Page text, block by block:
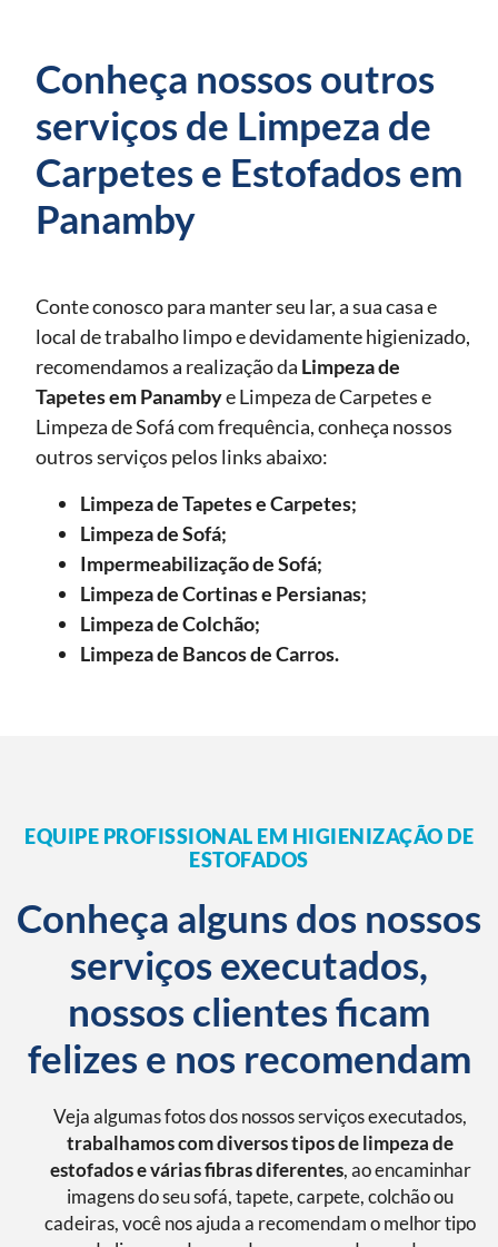
Conheça nossos outros
serviços de Limpeza de
Carpetes e Estofados em
Panamby
Conte conosco para manter seu lar, a sua casa e
local de trabalho limpo e devidamente higienizado,
recomendamos a realização da Limpeza de
Tapetesem Panambye Limpeza de Carpetes e
Limpeza de Sofá com frequência, conheça nossos
outros serviços pelos links abaixo:
Limpeza de Tapetes e Carpetes;
Limpeza de Sofá;
Impermeabilização de Sofá;
Limpeza de Cortinas e Persianas;
Limpeza de Colchão;
Limpeza de Bancos de Carros.
EQUIPE PROFISSIONAL EM HIGIENIZAÇÃO DE
ESTOFADOS
Conheça alguns dos nossos
serviços executados,
nossos clientes ficam
felizes e nos recomendam
Veja algumas fotos dos nossos serviços executados,
trabalhamos com diversos tipos de limpeza de
estofados e várias fibras diferentes, ao encaminhar
imagens do seu sofá, tapete, carpete, colchão ou
cadeiras, você nos ajuda a recomendam o melhor tipo